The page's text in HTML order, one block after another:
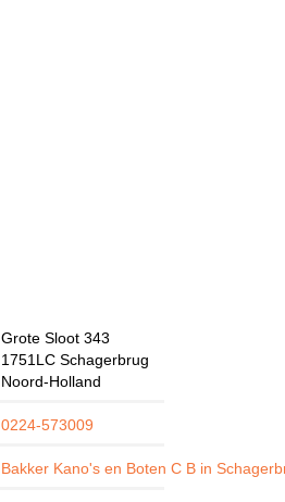
Grote Sloot 343
1751LC Schagerbrug
Noord-Holland
0224-573009
Bakker Kano's en Boten C B in